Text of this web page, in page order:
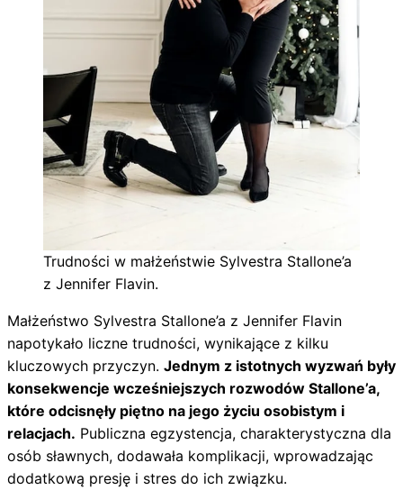
Trudności w małżeństwie Sylvestra Stallone’a
z Jennifer Flavin.
Małżeństwo Sylvestra Stallone’a z Jennifer Flavin
napotykało liczne trudności, wynikające z kilku
kluczowych przyczyn. Jednym z istotnych wyzwań były
konsekwencje wcześniejszych rozwodów Stallone’a,
które odcisnęły piętno na jego życiu osobistym i
relacjach. Publiczna egzystencja, charakterystyczna dla
osób sławnych, dodawała komplikacji, wprowadzając
dodatkową presję i stres do ich związku.